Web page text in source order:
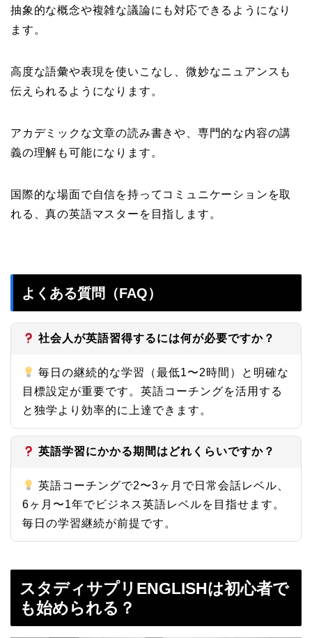
抽象的な概念や複雑な議論にも対応できるようになり
ます。
高度な語彙や表現を使いこなし、微妙なニュアンスも
伝えられるようになります。
アカデミックな文章の読み書きや、専門的な内容の講
義の理解も可能になります。
国際的な場面で自信を持ってコミュニケーションを取
れる、真の英語マスターを目指します。
よくある質問（FAQ）
社会人が英語習得するには何が必要ですか？
毎日の継続的な学習（最低1〜2時間）と明確な
目標設定が重要です。英語コーチングを活用する
と独学より効率的に上達できます。
英語学習にかかる期間はどれくらいですか？
英語コーチングで2〜3ヶ月で日常会話レベル、
6ヶ月〜1年でビジネス英語レベルを目指せます。
毎日の学習継続が前提です。
スタディサプリENGLISHは初心者で
も始められる？